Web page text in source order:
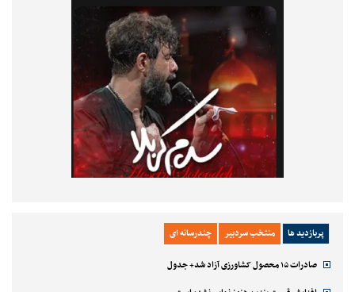
پربازدید ها منتخب سردبیر چندرسانه ای
صادرات ۱۵ محصول کشاورزی آزاد شد+ جدول